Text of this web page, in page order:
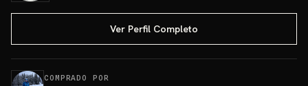
Ver Perfil Completo
COMPRADO POR